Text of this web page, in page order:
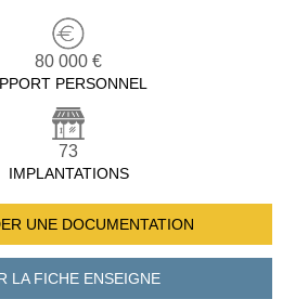
80 000 €
PERSONNEL
73
IMPLANTATIONS
UNE DOCUMENTATION
LA FICHEENSEIGNE